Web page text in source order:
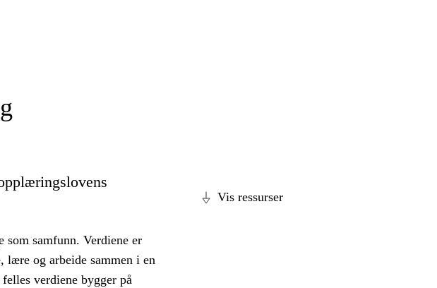
Vis ressurser
som samfunn. Verdiene er
lære og arbeide sammen i en
verdiene bygger på